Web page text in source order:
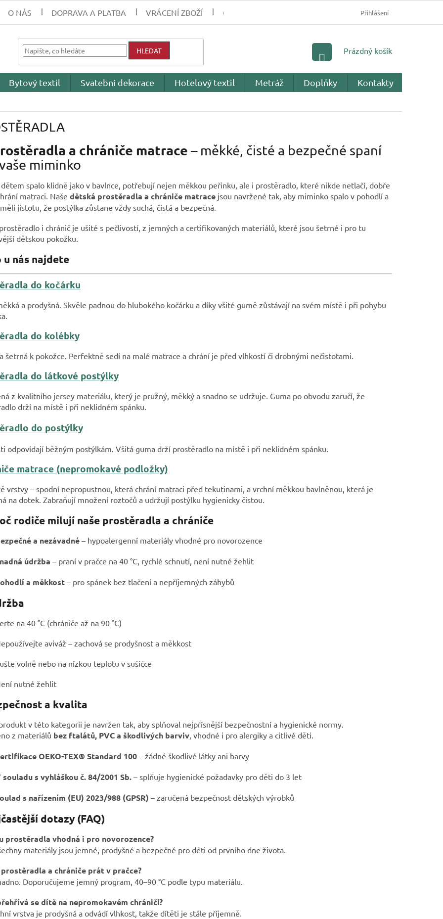
O NÁS DOPRAVA A PLATBA VRÁCENÍ ZBOŽÍ OBCHODNÍ PODMÍNKY PODMÍNKY OCHRANY
Přihlášení
HLEDAT
NÁKUPNÍ
Prázdný košík
Bytový textil Svatební dekorace Hotelový textil Metráž Doplňky Kontakty
a chrániče matrace – měkké, čisté a bezpečné spaní
miminko
spalo klidně jako v bavlnce, potřebují nejen měkkou peřinku, ale i prostěradlo, které nikde netlačí, dobře
matraci. Naše dětská prostěradla a chrániče matrace jsou navržené tak, aby miminko spalo v pohodlí a
jistotu, že postýlka zůstane vždy suchá, čistá a bezpečná.
i chránič je ušité s pečlivostí, z jemných a certifikovaných materiálů, které jsou šetrné i pro tu
dětskou pokožku.
u nás najdete
do kočárku
a prodyšná. Skvěle padnou do hlubokého kočárku a díky všité gumě zůstávají na svém místě i při pohybu
do kolébky
šetrná k pokožce. Perfektně sedí na malé matrace a chrání je před vlhkostí či drobnými nečistotami.
do látkové postýlky
z kvalitního jersey materiálu, který je pružný, měkký a snadno se udržuje. Guma po obvodu zaručí, že
drží na místě i při neklidném spánku.
do postýlky
odpovídají běžným postýlkám. Všitá guma drží prostěradlo na místě i při neklidném spánku.
matrace (nepromokavé podložky)
vrstvy – spodní nepropustnou, která chrání matraci před tekutinami, a vrchní měkkou bavlněnou, která je
na dotek. Zabraňují množení roztočů a udržují postýlku hygienicky čistou.
rodiče milují naše prostěradla a chrániče
a nezávadné– hypoalergenní materiály vhodné pro novorozence
údržba – praní v pračce na 40 °C, rychlé schnutí, není nutné žehlit
a měkkost– pro spánek bez tlačení a nepříjemných záhybů
na 40 °C (chrániče až na 90 °C)
aviváž – zachová se prodyšnost a měkkost
volně nebo na nízkou teplotu v sušičce
nutné žehlit
a kvalita
v této kategorii je navržen tak, aby splňoval nejpřísnější bezpečnostní a hygienické normy.
z materiálů bez ftalátů, PVC a škodlivých barviv, vhodné i pro alergiky a citlivé děti.
OEKO-TEX® Standard 100 – žádné škodlivé látky ani barvy
souladu s vyhláškou č. 84/2001 Sb. – splňuje hygienické požadavky pro děti do 3 let
s nařízením (EU) 2023/988 (GPSR) – zaručená bezpečnost dětských výrobků
dotazy (FAQ)
prostěradla vhodná i pro novorozence?
materiály jsou jemné, prodyšné a bezpečné pro děti od prvního dne života.
prostěradla a chrániče prát v pračce?
Doporučujeme jemný program, 40–90 °C podle typu materiálu.
se dítě na nepromokavém chrániči?
vrstva je prodyšná a odvádí vlhkost, takže dítěti je stále příjemně.